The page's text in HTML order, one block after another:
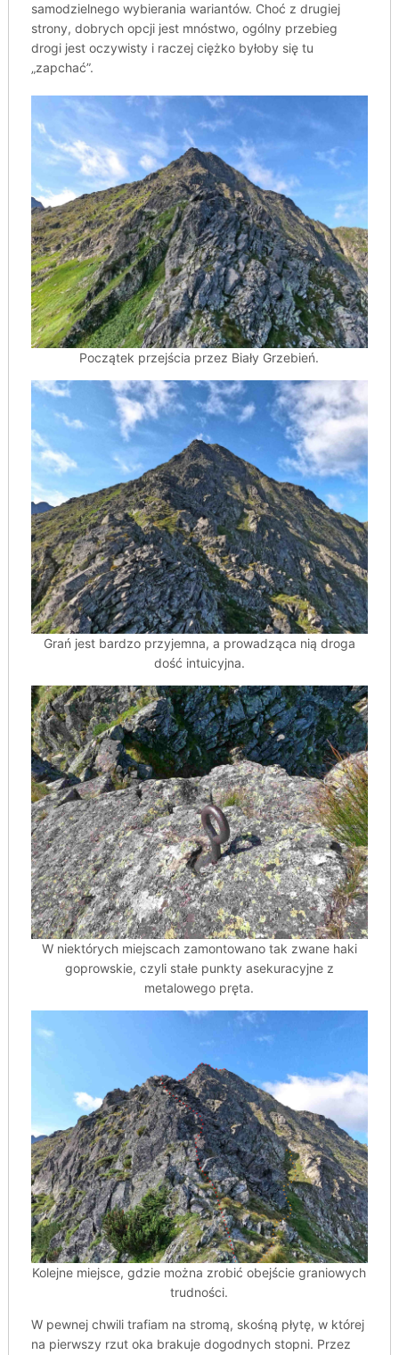
samodzielnego wybierania wariantów. Choć z drugiej
strony, dobrych opcji jest mnóstwo, ogólny przebieg
drogi jest oczywisty i raczej ciężko byłoby się tu
„zapchać”.
Początek przejścia przez Biały Grzebień.
Grań jest bardzo przyjemna, a prowadząca nią droga
dość intuicyjna.
W niektórych miejscach zamontowano tak zwane haki
goprowskie, czyli stałe punkty asekuracyjne z
metalowego pręta.
Kolejne miejsce, gdzie można zrobić obejście graniowych
trudności.
W pewnej chwili trafiam na stromą, skośną płytę, w której
na pierwszy rzut oka brakuje dogodnych stopni. Przez